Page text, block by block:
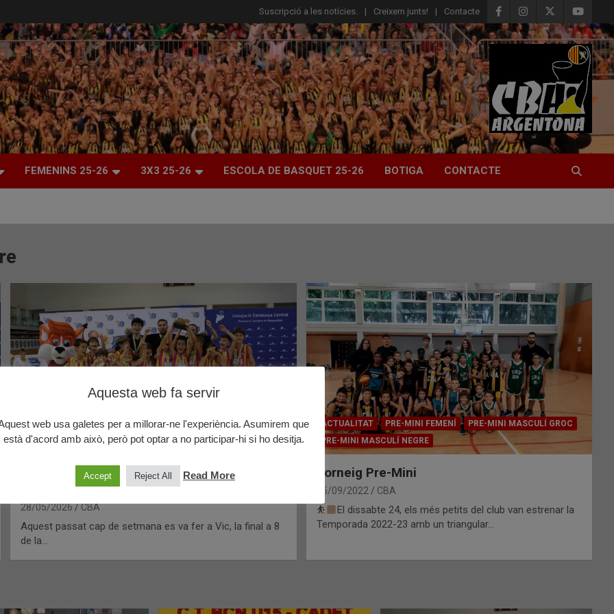
Suscripció a les notícies. Creixem junts! Contacte
FEMENINS 25-26 3X3 25-26 ESCOLA DE BASQUET 25-26 BOTIGA CONTACTE
ACTUALITAT CRÒNIQUES PRE-MINI MASCULÍ NEGRE
El Pre-Mini Masculí Negre, Campió de
Catalunya!
28/05/2026 CBA
Aquest passat cap de setmana es va fer a Vic, la final a 8
de la…
ACTUALITAT PRE-MINI FEMENÍ
PRE-MINI MASCULÍ GROC
PRE-MINI MASCULÍ NEGRE
Torneig Pre-Mini
25/09/2022 CBA
⛹
El dissabte 24, els més petits del club van estrenar la
Temporada 2022-23 amb un triangular…
Aquesta web fa servir
web usa galetes per a millorar-ne l'experiència. Asumirem que
està d'acord amb això, però pot optar a no participar-hi si ho desitja.
Accept Reject All Read More